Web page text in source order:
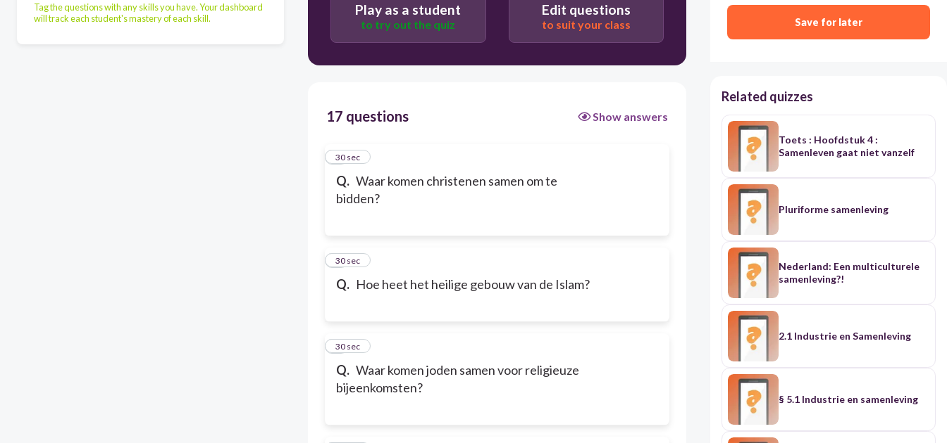
Tag the questions with any skills you have. Your dashboard
will track each student's mastery of each skill.
Play as a student
to try out the quiz
Edit questions
to suit your class
17 questions Show answers
Q. Waar komen christenen samen om te
bidden?
1
30 sec
Q. Hoe heet het heilige gebouw van de Islam?
2
30 sec
Q. Waar komen joden samen voor religieuze
bijeenkomsten?
3
30 sec
Save for later
Related quizzes
Toets : Hoofdstuk 4 :
Samenleven gaat niet vanzelf
Pluriforme samenleving
Nederland: Een multiculturele
samenleving?!
2.1 Industrie en Samenleving
§ 5.1 Industrie en samenleving